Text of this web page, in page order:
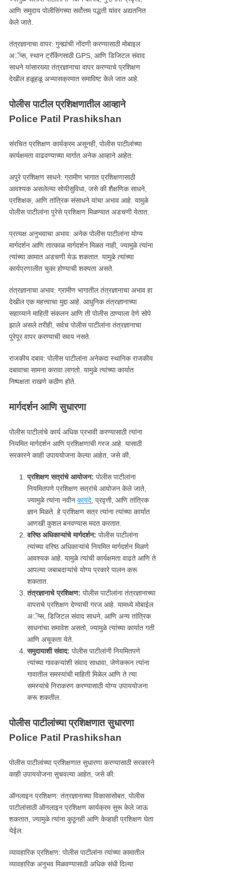
आणि समुदाय पोलीसिंगच्या सर्वोत्तम पद्धती यांवर अद्यतनित
केले जाते.
तंत्रज्ञानाचा वापर: गुन्ह्यांची नोंदणी करण्यासाठी मोबाइल
अॅप्स, स्थान ट्रॅकिंगसाठी GPS, आणि डिजिटल संवाद
साधने यांसारख्या तंत्रज्ञानाचा वापर करण्याचे प्रशिक्षण
देखील हळूहळू अभ्यासक्रमात समाविष्ट केले जात आहे.
पोलीस पाटील प्रशिक्षणातील आव्हाने
Police Patil Prashikshan
संरचित प्रशिक्षण कार्यक्रम असूनही, पोलीस पाटीलांच्या
कार्यक्षमता वाढवण्याच्या मार्गात अनेक आव्हाने आहेत:
अपुरे प्रशिक्षण साधने: ग्रामीण भागात प्रशिक्षणासाठी
आवश्यक असलेल्या सोयीसुविधा, जसे की शैक्षणिक साधने,
प्रशिक्षक, आणि तांत्रिक संसाधने यांचा अभाव आहे. यामुळे
पोलीस पाटीलांना पुरेसे प्रशिक्षण मिळण्यात अडचणी येतात.
प्रत्यक्ष अनुभवाचा अभाव: अनेक पोलीस पाटीलांना योग्य
मार्गदर्शन आणि तात्काळ मार्गदर्शन मिळत नाही, ज्यामुळे त्यांना
त्यांच्या कामात अडचणी येऊ शकतात. यामुळे त्यांच्या
कार्यप्रणालीत चुका होण्याची शक्यता असते.
तंत्रज्ञानाचा अभाव: ग्रामीण भागातील तंत्रज्ञानाचा अभाव हा
देखील एक महत्त्वाचा मुद्दा आहे. आधुनिक तंत्रज्ञानाच्या
सहाय्याने माहिती संकलन आणि ती पोलीस ठाण्याला देणे सोपे
झाले असले तरीही, सर्वच पोलीस पाटीलांना तंत्रज्ञानाचा
पुरेपूर वापर करण्याची सवय नसते.
राजकीय दबाव: पोलीस पाटीलांना अनेकदा स्थानिक राजकीय
दबावाचा सामना करावा लागतो. यामुळे त्यांच्या कार्यात
निष्पक्षता राखणे कठीण होते.
मार्गदर्शन आणि सुधारणा
पोलीस पाटीलांचे कार्य अधिक प्रभावी करण्यासाठी त्यांना
नियमित मार्गदर्शन आणि प्रशिक्षणाची गरज आहे. यासाठी
सरकारने काही उपाययोजना केल्या आहेत, जसे की,
प्रशिक्षण सत्रांचे आयोजन: पोलीस पाटीलांना
नियमितपणे प्रशिक्षण सत्रांचे आयोजन केले जाते,
ज्यामुळे त्यांना नवीनकायदे, प्रवृत्ती, आणि तांत्रिक
ज्ञान मिळते. हे प्रशिक्षण सत्र त्यांना त्यांच्या कार्यात
आणखी कुशल बनवण्यास मदत करतात.
वरिष्ठ अधिकाऱ्यांचे मार्गदर्शन: पोलीस पाटीलांना
त्यांच्या वरिष्ठ अधिकाऱ्यांचे नियमित मार्गदर्शन मिळणे
आवश्यक आहे. यामुळे त्यांची कार्यक्षमता वाढते आणि ते
आपल्या जबाबदाऱ्यांचे योग्य प्रकारे पालन करू
शकतात.
तंत्रज्ञानाचे प्रशिक्षण: पोलीस पाटीलांना तंत्रज्ञानाच्या
वापराचे प्रशिक्षण देण्याची गरज आहे. यामध्ये मोबाईल
अॅप्स, डिजिटल संवाद साधने, आणि अन्य तांत्रिक
साधनांचा समावेश असतो, ज्यामुळे त्यांच्या कार्यात गती
आणि अचूकता येते.
समुदायाशी संवाद: पोलीस पाटीलांनी नियमितपणे
त्यांच्या गावकऱ्यांशी संवाद साधावा, जेणेकरून त्यांना
गावातील समस्यांची माहिती मिळेल आणि ते त्या
समस्यांचे निराकरण करण्यासाठी योग्य उपाययोजना
करू शकतील.
पोलीस पाटीलांच्या प्रशिक्षणात सुधारणा
Police Patil Prashikshan
पोलीस पाटीलांच्या प्रशिक्षणात सुधारणा करण्यासाठी सरकारने
काही उपाययोजना सुचवल्या आहेत, जसे की:
ऑनलाइन प्रशिक्षण: तंत्रज्ञानाच्या विकासासोबत, पोलीस
पाटीलांसाठी ऑनलाइन प्रशिक्षण कार्यक्रम सुरू केले जाऊ
शकतात, ज्यामुळे त्यांना कुठूनही आणि केव्हाही प्रशिक्षण घेता
येईल.
व्यावहारिक प्रशिक्षण: पोलीस पाटीलांना त्यांच्या कामातील
व्यावहारिक अनुभव मिळवण्यासाठी अधिक संधी दिल्या